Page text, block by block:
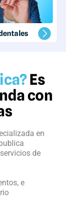
Es
con
en
de
e